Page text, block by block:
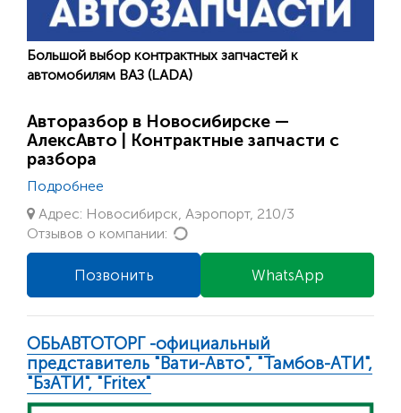
Большой выбор контрактных запчастей к
автомобилям ВАЗ (LADA)
Авторазбор в Новосибирске —
АлексАвто | Контрактные запчасти с
разбора
Подробнее
Адрес: Новосибирск, Аэропорт, 210/3
Отзывов о компании:
WhatsApp
Позвонить
ОБЬАВТОТОРГ -официальный
представитель "Вати-Авто", "Тамбов-АТИ",
"БзАТИ", "Fritex"